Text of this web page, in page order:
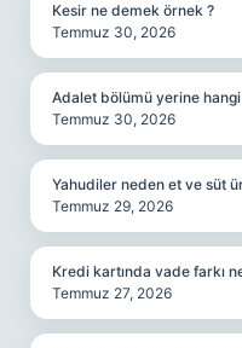
Kesir ne demek örnek ?
Temmuz 30, 2026
Adalet bölümü yerine
Temmuz 30, 2026
Yahudiler neden et ve süt
Temmuz 29, 2026
Kredi kartında vade farkı
Temmuz 27, 2026